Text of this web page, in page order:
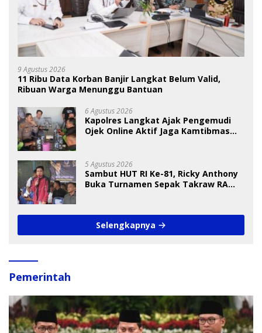
9 Agustus 2026
11 Ribu Data Korban Banjir Langkat Belum Valid,
Ribuan Warga Menunggu Bantuan
6 Agustus 2026
Kapolres Langkat Ajak Pengemudi
Ojek Online Aktif Jaga Kamtibmas
5 Agustus 2026
Sambut HUT RI Ke-81, Ricky Anthony
Buka Turnamen Sepak Takraw RA
Selengkapnya
Pemerintah